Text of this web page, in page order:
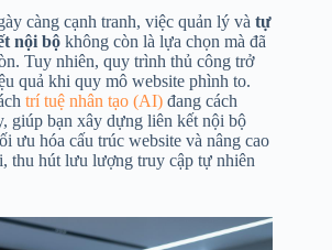
càng cạnh tranh, việc quản lý và tự
nội bộ không còn là lựa chọn mà đã
Tuy nhiên, quy trình thủ công trở
quả khi quy mô website phình to.
trí tuệ nhân tạo (AI) đang cách
giúp bạn xây dựng liên kết nội bộ
ưu hóa cấu trúc website và nâng cao
thu hút lưu lượng truy cập tự nhiên